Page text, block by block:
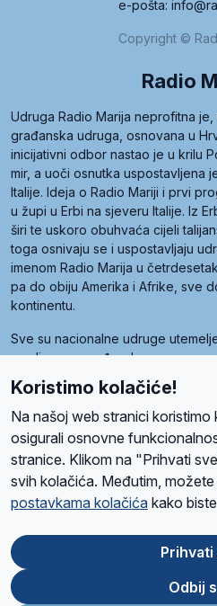
e-pošta:
Copyright ©
Radio
Udruga Radio Marija neprofitna
građanska udruga, osnovana u
inicijativni odbor nastao je u krilu
mir, a uoči osnutka uspostavljena
Italije. Ideja o Radio Mariji i prvi
u župi u Erbi na sjeveru Italije. Iz
širi te uskoro obuhvaća cijeli
toga osnivaju se i uspostavljaju
imenom Radio Marija u
pa do obiju Amerika i Afrike, sve
kontinentu.
Sve su nacionalne udruge
zemljama, a međusobna su
pod nazivom Svjetska obitelj
Radio Maria). Svjetsku obitelj
kojima je i hrvatska Udruga Radio
O namaRadio ProgramVolonteri
Ova stranica je zaštićena
Store
Google
Play
Koristimo kolačiće!
Na našoj web stranici koristimo
osigurali osnovne
stranice. Klikom na "Prihvati
svih kolačića. Međutim,
postavkama kolačića kako
Prihvati
Odbij